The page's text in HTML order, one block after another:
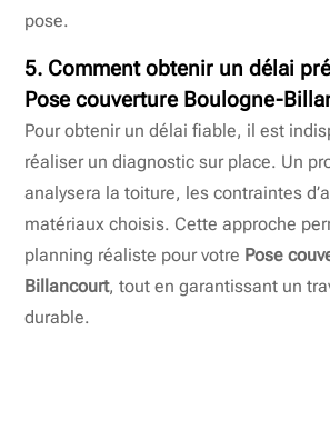
pose.
5. Comment obtenir un délai
Pose couverture Boulogne-
Pour obtenir un délai fiable, il est
réaliser un diagnostic sur place. Un
analysera la toiture, les contraintes
matériaux choisis. Cette approche
planning réaliste pour votre Pose
Billancourt, tout en garantissant un
durable.